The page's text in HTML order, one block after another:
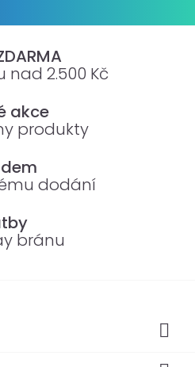
nad 2.500 Kč
akce
produkty
dodání
bránu
